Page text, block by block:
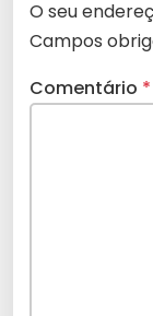
O seu
Campos
Comentário *